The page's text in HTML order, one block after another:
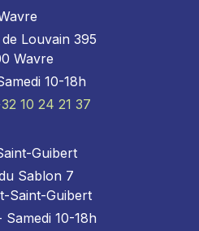
Louvain 395
Wavre
10-18h
10 24 21 37
Guibert
Sablon 7
Saint-Guibert
10-18h